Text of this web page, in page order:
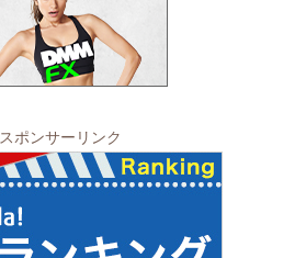
スポンサーリンク